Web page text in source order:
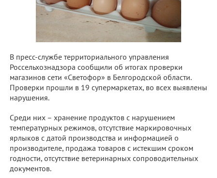
В пресс-службе территориального управления
Россельхознадзора сообщили об итогах проверки
магазинов сети «Светофор» в Белгородской области.
Проверки прошли в 19 супермаркетах, во всех выявлены
нарушения.
Среди них – хранение продуктов с нарушением
температурных режимов, отсутствие маркировочных
ярлыков с датой производства и информацией о
производителе, продажа товаров с истекшим сроком
годности, отсутствие ветеринарных сопроводительных
документов.